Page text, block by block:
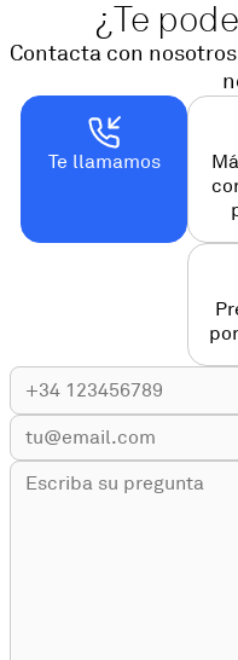
¿Te
Contacta con
Te llamamos